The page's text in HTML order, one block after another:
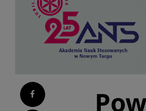
Facebook